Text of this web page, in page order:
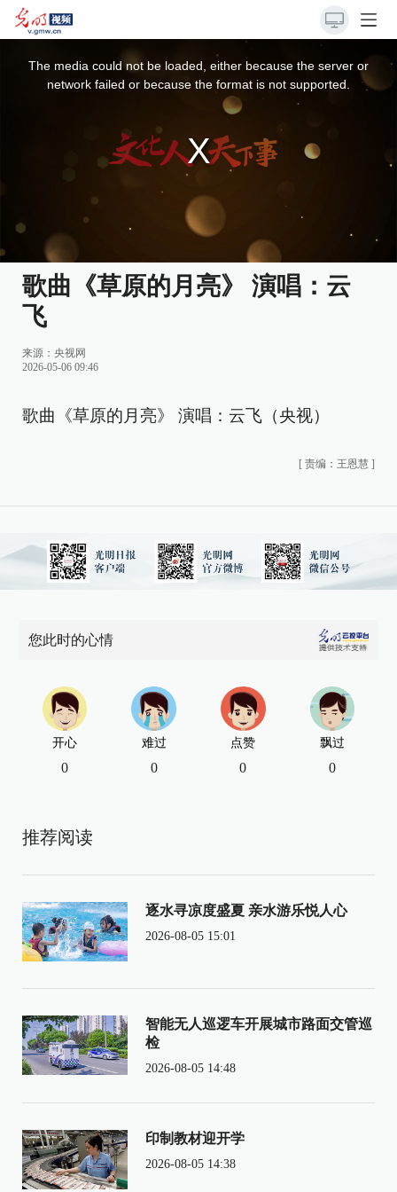
The media could not be loaded, either because the server or
network failed or because the format is not supported.
歌曲《草原的月亮》 演唱：云
飞
来源： 央视网
2026-05-06 09:46
歌曲《草原的月亮》 演唱：云飞（央视）
[ 责编：王恩慧 ]
您此时的心情
开心
0
难过
0
点赞
0
飘过
0
推荐阅读
逐水寻凉度盛夏 亲水游乐悦人心
2026-08-05 15:01
智能无人巡逻车开展城市路面交管巡
检
2026-08-05 14:48
印制教材迎开学
2026-08-05 14:38